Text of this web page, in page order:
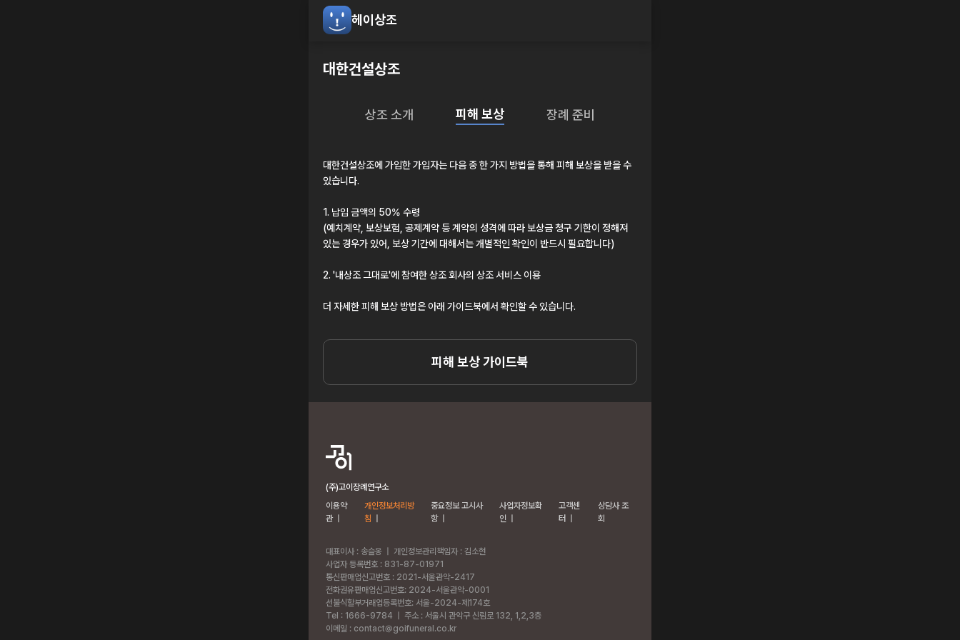
헤이상조
대한건설상조
상조 소개 피해 보상 장례 준비
대한건설상조에 가입한 가입자는 다음 중 한 가지 방법을 통해 피해 보상을 받을 수
있습니다.
1. 납입 금액의 50% 수령
(예치계약, 보상보험, 공제계약 등 계약의 성격에 따라 보상금 청구 기한이 정해져
있는 경우가 있어, 보상 기간에 대해서는 개별적인 확인이 반드시 필요합니다)
2. '내상조 그대로'에 참여한 상조 회사의 상조 서비스 이용
더 자세한 피해 보상 방법은 아래 가이드북에서 확인할 수 있습니다.
피해 보상 가이드북
(주)고이장례연구소
이용약
관
개인정보처리방
침
중요정보 고시사
항
사업자정보확
인
고객센
터
상담사 조
회
대표이사 : 송슬옹
개인정보관리책임자 : 김소현
사업자 등록번호 : 831-87-01971
통신판매업신고번호 : 2021-서울관악-2417
전화권유판매업신고번호: 2024-서울관악-0001
선불식할부거래업등록번호: 서울-2024-제174호
Tel : 1666-9784
주소 : 서울시 관악구 신림로 132, 1,2,3층
이메일 : contact@goifuneral.co.kr